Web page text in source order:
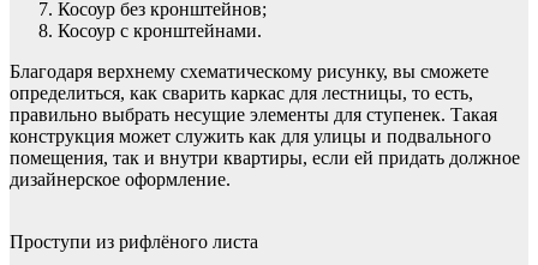
Косоур без кронштейнов;
Косоур с кронштейнами.
Благодаря верхнему схематическому рисунку, вы сможете
определиться, как сварить каркас для лестницы, то есть,
правильно выбрать несущие элементы для ступенек. Такая
конструкция может служить как для улицы и подвального
помещения, так и внутри квартиры, если ей придать должное
дизайнерское оформление.
Проступи из рифлёного листа